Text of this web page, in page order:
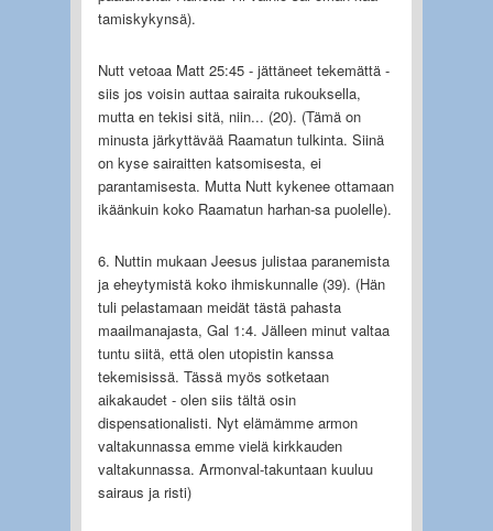
tamiskykynsä).
Nutt vetoaa Matt 25:45 - jättäneet tekemättä -
siis jos voisin auttaa sairaita rukouksella,
mutta en tekisi sitä, niin... (20). (Tämä on
minusta järkyttävää Raamatun tulkinta. Siinä
on kyse sairaitten katsomisesta, ei
parantamisesta. Mutta Nutt kykenee ottamaan
ikäänkuin koko Raamatun harhan-sa puolelle).
6. Nuttin mukaan Jeesus julistaa paranemista
ja eheytymistä koko ihmiskunnalle (39). (Hän
tuli pelastamaan meidät tästä pahasta
maailmanajasta, Gal 1:4. Jälleen minut valtaa
tuntu siitä, että olen utopistin kanssa
tekemisissä. Tässä myös sotketaan
aikakaudet - olen siis tältä osin
dispensationalisti. Nyt elämämme armon
valtakunnassa emme vielä kirkkauden
valtakunnassa. Armonval-takuntaan kuuluu
sairaus ja risti)